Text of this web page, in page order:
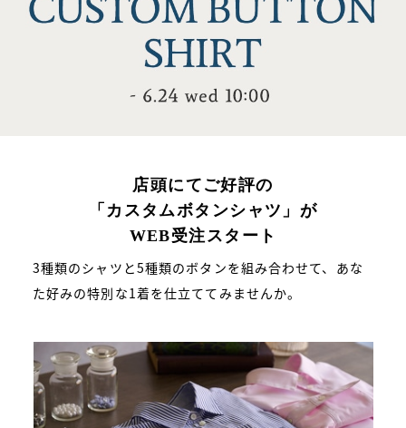
店頭にてご好評の
「カスタムボタンシャツ」が
WEB受注スタート
3種類のシャツと5種類のボタンを組み合わせて、 あな
た好みの特別な1着を仕立ててみませんか。